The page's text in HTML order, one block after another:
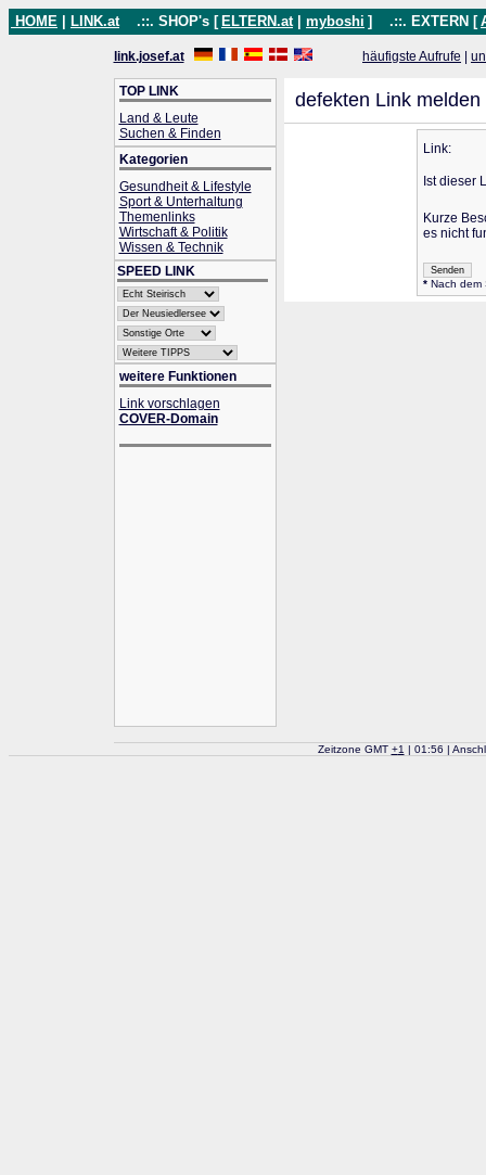
HOME LINK.at .::. SHOP's [ ELTERN.at myboshi ] .::. EXTERN [
link.josef.at häufigste Aufrufe
TOP LINK
Land & Leute
Suchen & Finden
Kategorien
Gesundheit & Lifestyle
Sport & Unterhaltung
Themenlinks
Wirtschaft & Politik
Wissen & Technik
SPEED LINK
weitere Funktionen
Link vorschlagen
COVER-Domain
defekten Link melden
Link:
Ist dieser
Kurze
es nicht
*Nach dem
Zeitzone GMT +1 | 01:56 |